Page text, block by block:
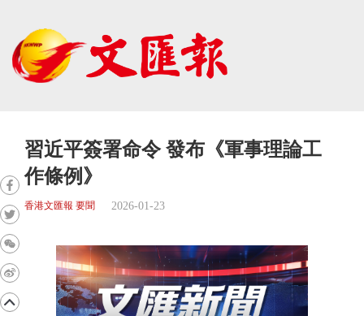
習近平簽署命令 發布《軍事理論工
作條例》
香港文匯報 要聞 2026-01-23